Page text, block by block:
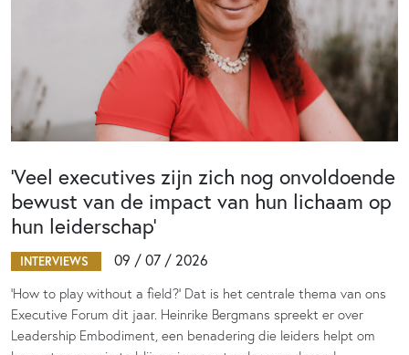
‘Veel executives zijn zich nog onvoldoende
bewust van de impact van hun lichaam op
hun leiderschap’
INTERVIEWS 09 / 07 / 2026
‘How to play without a field?’ Dat is het centrale thema van ons
Executive Forum dit jaar. Heinrike Bergmans spreekt er over
Leadership Embodiment, een benadering die leiders helpt om